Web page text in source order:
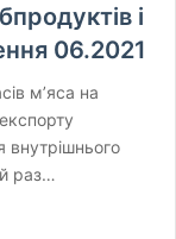
і
06.2021
м’яса на
внутрішнього
раз…